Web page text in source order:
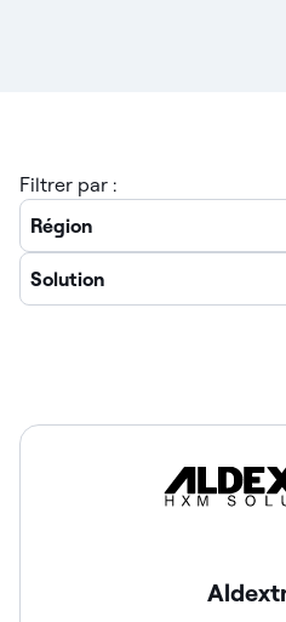
Filtrer par :
Région
Solution